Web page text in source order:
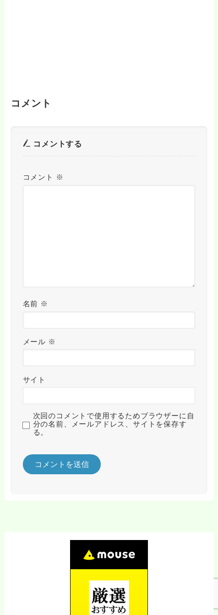
コメント
コメントする
コメント ※
名前 ※
メール ※
サイト
次回のコメントで使用するためブラウザーに自
分の名前、メールアドレス、サイトを保存す
る。